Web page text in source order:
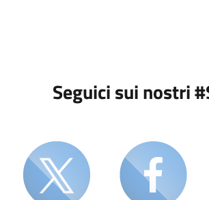
Seguici sui nostri